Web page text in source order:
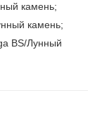
камень;
камень;
BS/Лунный